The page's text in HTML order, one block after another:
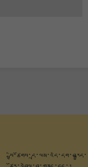
སྤྱི་ཚོགས་དྲ་ལམ་འདི་དག་བརྒྱུད་